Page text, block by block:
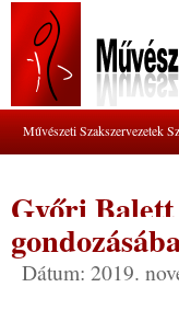
Művészeti Szakszervezetek
Győri
Dátum: 2019.